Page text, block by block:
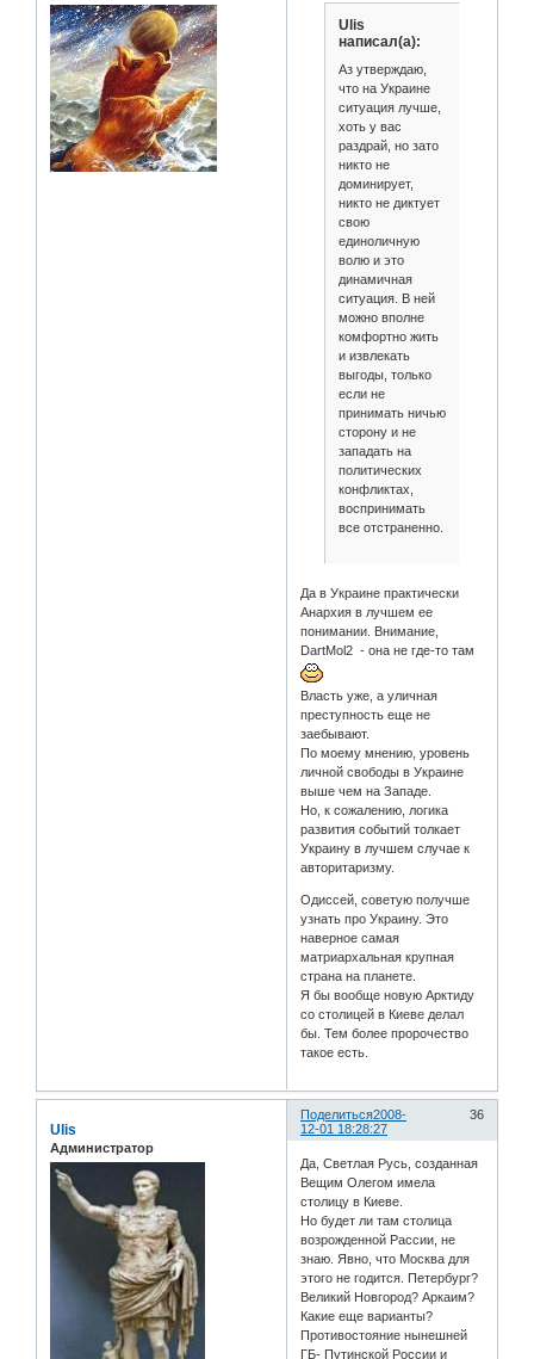
Ulis
написал(а):
Аз утверждаю,
что на Украине
ситуация лучше,
хоть у вас
раздрай, но зато
никто не
доминирует,
никто не диктует
свою
единоличную
волю и это
динамичная
ситуация. В ней
можно вполне
комфортно жить
и извлекать
выгоды, только
если не
принимать ничью
сторону и не
западать на
политических
конфликтах,
воспринимать
все отстраненно.
Да в Украине практически
Анархия в лучшем ее
понимании. Внимание,
DartMol2 - она не где-то там
Власть уже, а уличная
преступность еще не
заебывают.
По моему мнению, уровень
личной свободы в Украине
выше чем на Западе.
Но, к сожалению, логика
развития событий толкает
Украину в лучшем случае к
авторитаризму.
Одиссей, советую получше
узнать про Украину. Это
наверное самая
матриархальная крупная
страна на планете.
Я бы вообще новую Арктиду
со столицей в Киеве делал
бы. Тем более пророчество
такое есть.
Поделиться 36
2008-
12-01 18:28:27
Ulis
Администратор
Да, Светлая Русь, созданная
Вещим Олегом имела
столицу в Киеве.
Но будет ли там столица
возрожденной Рассии, не
знаю. Явно, что Москва для
этого не годится. Петербург?
Великий Новгород? Аркаим?
Какие еще варианты?
Противостояние нынешней
ГБ- Путинской России и